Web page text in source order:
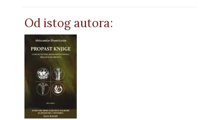
Od istog autora: